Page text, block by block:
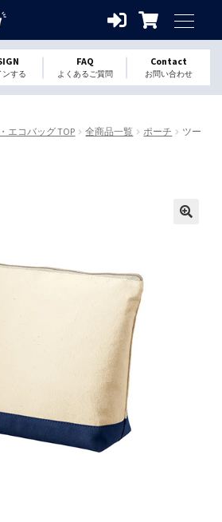
ンする
FAQ
よくあるご質問
Contact
お問い合わせ
エコバッグ TOP 全商品一覧 ポーチ
ツー